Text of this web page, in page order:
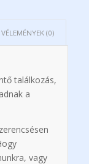
VÉLEMÉNYEK (0)
találkozás,
a
vagy